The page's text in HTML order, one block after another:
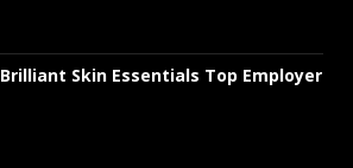
Brilliant Skin Essentials Top Employer